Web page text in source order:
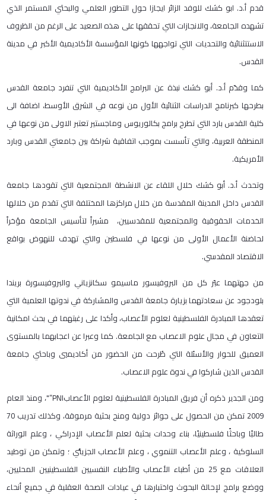
قدم أ.د. ابو كشك للوفد الزائر ايجازا حول التطور العلمي والبحثي المستمر الذي
تشهده الجامعة، والانجازات التي تحققها على هذه الصعيد على الرغم من الظروف
الاستتثنائية والتحديات التي تواجهها كونها المؤسسة الأكاديمية الأكبر في مدينة
القدس.
كما وقدّم أ.د. أبو كشك نبذة عن البرامج الأكاديمية التي تنفرد جامعة القدس
بطرحها كبرنامج الدراسات الثنائية الأول من نوعه في الشرق الأوسط، اضافة الى
كلية القدس بارد التي تطرح برامج بكالوريوس وماجستير تعتبر الاولى من نوعها في
المنطقة العربية، والتي تأسست بموجب اتفاقية شراكة بين جامعتي القدس وبارد
الأمريكية.
وتحدث أ.د. أبو كشك خلال اللقاء عن الانشطة المجتمعية التي تقودها جامعة
القدس داخل المدينة المقدسة من خلال مراكزها المختلفة التي تقدم من خلالها
الخدمات الحقوقية والمجتمعية للمقدسيين، مشيراً لتأسيس الجامعة مؤخراً
لحاضنة الأعمال الأولى من نوعها في فلسطين والتي تهدف للنهوض بواقع
الاقتصاد المقدسي.
من جهتهما عبّر كل من البروفيسور ماسيمو سكانزياني والبروفيسورة بريندا
بلودجود عن سعادتهما بزيارة جامعة القدس والمشاركة في ندوتها العلمية التي
تعقدها المبادرة الفلسطينية لعلوم الأعصاب، وأكدا على رغبتهما في بحث امكانية
التعاون في مجال علوم الاعصاب مع الجامعة. كما وعبرا عن اعجابهما بالمستوى
العميق للحوار والأسئلة التي طُرحت من الحضور من أكاديميي وباحثي جامعة
القدس الذين شاركوا في ندوة علوم الاعصاب.
ومن الجدير ذكره أن فريق المبادرة الفلسطينية لعلوم الأعصابPNI”"، ومنذ العام
2009 تمكن من الحصول على جوائز دولية ومنح بحثية مرموقة، وكذلك تدريب 70
طالبًا وباحثًا فلسطينيًا، بناء وحدات بحثية لعلم الأعصاب الإدراكي ، وعلم الوراثة
السلوكية ، وعلم الأعصاب التنموي ، وعلم الأعصاب الجزيئي ؛ وتمكن من توطيد
العلاقات مع 25 من أطباء الأعصاب والأطباء النفسيين الفلسطينيين المحليين،
ووضع برامج لإحالة البحوث واختبارها في عيادات الصحة العقلية في جميع أنحاء